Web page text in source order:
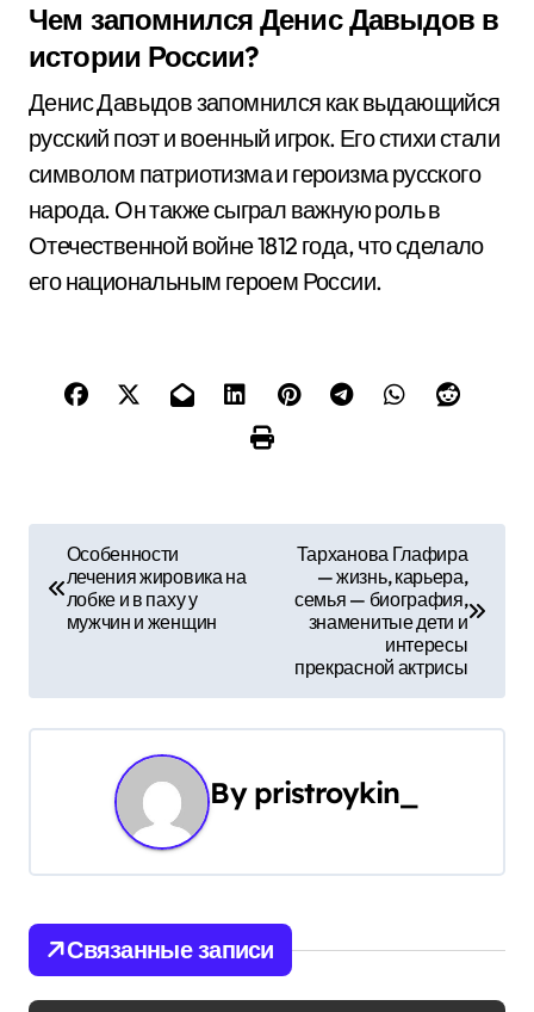
Чем запомнился Денис Давыдов в
истории России?
Денис Давыдов запомнился как выдающийся
русский поэт и военный игрок. Его стихи стали
символом патриотизма и героизма русского
народа. Он также сыграл важную роль в
Отечественной войне 1812 года, что сделало
его национальным героем России.
и
г
и
я
п
Особенности
лечения жировика на
лобке и в паху у
мужчин и женщин
Тарханова Глафира
— жизнь, карьера,
семья — биография,
знаменитые дети и
интересы
прекрасной актрисы
By pristroykin_
Связанные записи